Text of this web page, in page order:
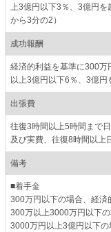
上3億円以下3％、3億円を
から3分の2）
成功報酬
経済的利益を基準に300
以上3億円以下6％、3億円
出張費
往復3時間以上5時間まで
及び実費、往復8時間以上
備考
■着手金
300万円以下の場合、経済
300万以上3000万円以下
3000万円以上3億円以下